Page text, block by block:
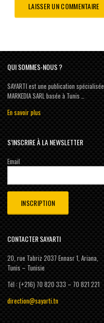
QUI SOMMES-NOUS ?
SAYARTI est une publication
MARKEDIA SARL basée à Tunis …
En savoir plus
S’INSCRIRE À LA NEWSLETTER
Email
CONTACTER SAYARTI
20, rue Tabriz 2037 Ennasr 1, Ariana,
Tunis – Tunisie
Tél : (+216) 70 820 333 – 70 821 221
direction@sayarti.tn